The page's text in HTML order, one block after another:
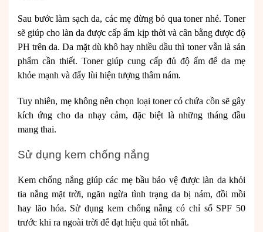
Sau bước làm sạch da, các mẹ đừng bỏ qua toner nhé. Toner
sẽ giúp cho làn da được cấp ẩm kịp thời và cân bằng được độ
PH trên da. Da mặt dù khô hay nhiều dầu thì toner vẫn là sản
phẩm cần thiết. Toner giúp cung cấp đủ độ ẩm để da mẹ
khỏe mạnh và đẩy lùi hiện tượng thâm nám.
Tuy nhiên, mẹ không nên chọn loại toner có chứa cồn sẽ gây
kích ứng cho da nhạy cảm, đặc biệt là những tháng đầu
mang thai.
Sử dụng kem chống nắng
Kem chống nắng giúp các mẹ bầu bảo vệ được làn da khỏi
tia nắng mặt trời, ngăn ngừa tình trạng da bị nám, đồi mồi
hay lão hóa. Sử dụng kem chống nắng có chỉ số SPF 50
trước khi ra ngoài trời để đạt hiệu quả tốt nhất.